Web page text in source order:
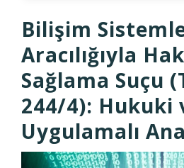
Bilişim
Aracılığıyla
Sağlama Suçu
244/4): Hukuki
Uygulamalı